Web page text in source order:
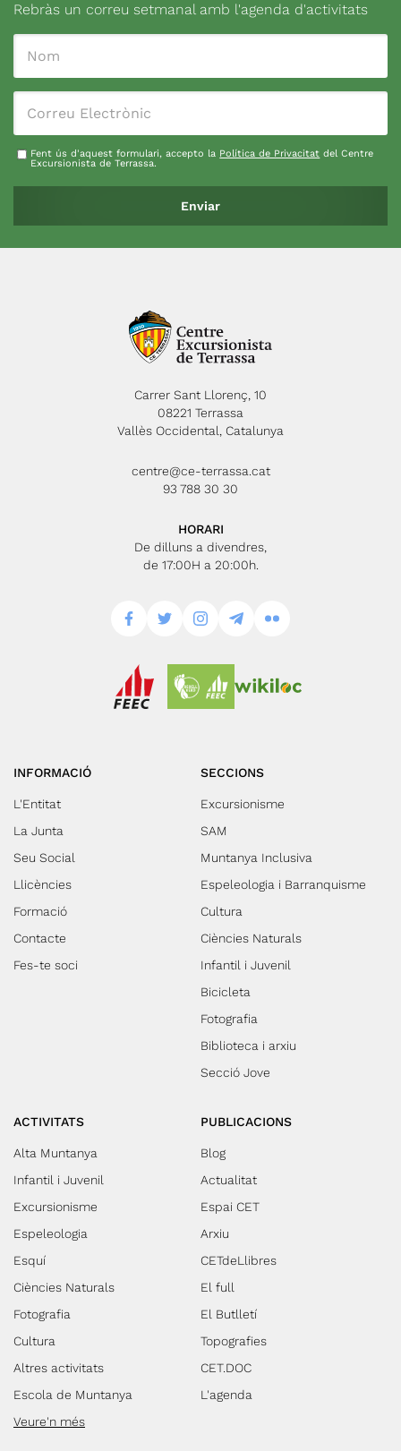
Rebràs un correu setmanal amb l'agenda d'activitats
Fent ús d'aquest formulari, accepto la Política de Privacitat del Centre
Excursionista de Terrassa.
Carrer Sant Llorenç, 10
08221 Terrassa
Vallès Occidental, Catalunya
centre@ce-terrassa.cat
93 788 30 30
HORARI
De dilluns a divendres,
de 17:00H a 20:00h.
INFORMACIÓ
L'Entitat
La Junta
Seu Social
Llicències
Formació
Contacte
Fes-te soci
SECCIONS
Excursionisme
SAM
Muntanya Inclusiva
Espeleologia i Barranquisme
Cultura
Ciències Naturals
Infantil i Juvenil
Bicicleta
Fotografia
Biblioteca i arxiu
Secció Jove
ACTIVITATS
Alta Muntanya
Infantil i Juvenil
Excursionisme
Espeleologia
Esquí
Ciències Naturals
Fotografia
Cultura
Altres activitats
Escola de Muntanya
Veure'n més
PUBLICACIONS
Blog
Actualitat
Espai CET
Arxiu
CETdeLlibres
El full
El Butlletí
Topografies
CET.DOC
L'agenda